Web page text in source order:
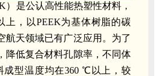
是公认高性能热塑性材料，
上，以PEEK为基体树脂的碳
航天领域已有广泛应用。为了
降低复合材料孔隙率，不同体
成型温度均在360 ℃以上，较